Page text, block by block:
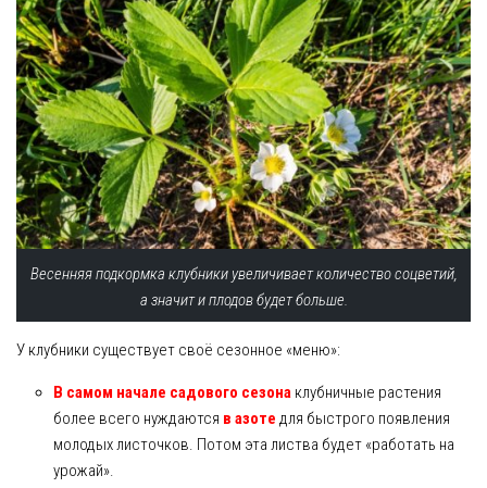
Весенняя подкормка клубники увеличивает количество соцветий,
а значит и плодов будет больше.
У клубники существует своё сезонное «меню»:
В самом начале садового сезонаклубничные растения
более всего нуждаются в азоте для быстрого появления
молодых листочков. Потом эта листва будет «работать на
урожай».